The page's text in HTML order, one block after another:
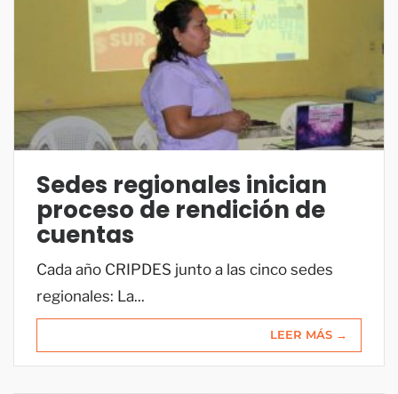
Sedes regionales inician
proceso de rendición de
cuentas
Cada año CRIPDES junto a las cinco sedes
regionales: La...
LEER MÁS →